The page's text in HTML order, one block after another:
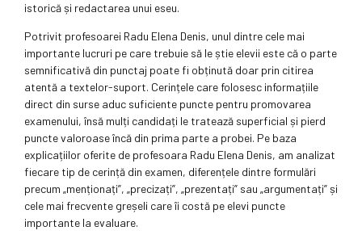
istorică și redactarea unui eseu.
Potrivit profesoarei Radu Elena Denis, unul dintre cele mai
importante lucruri pe care trebuie să le știe elevii este că o parte
semnificativă din punctaj poate fi obținută doar prin citirea
atentă a textelor-suport. Cerințele care folosesc informațiile
direct din surse aduc suficiente puncte pentru promovarea
examenului, însă mulți candidați le tratează superficial și pierd
puncte valoroase încă din prima parte a probei. Pe baza
explicațiilor oferite de profesoara Radu Elena Denis, am analizat
fiecare tip de cerință din examen, diferențele dintre formulări
precum „menționați”, „precizați”, „prezentați” sau „argumentați” și
cele mai frecvente greșeli care îi costă pe elevi puncte
importante la evaluare.